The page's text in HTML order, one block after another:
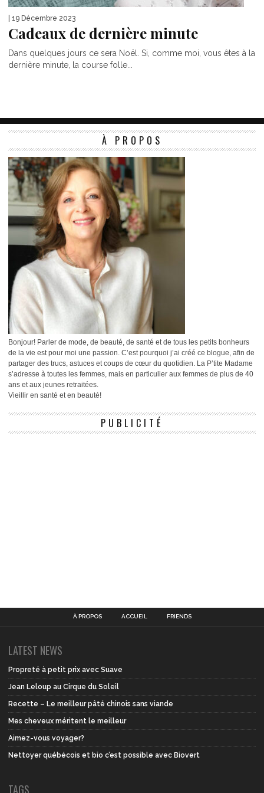
| 19 Décembre 2023
Cadeaux de dernière minute
Dans quelques jours ce sera Noël. Si, comme moi, vous êtes à la
dernière minute, la course folle...
À PROPOS
Bonjour! Parler de mode, de beauté, de santé et de tous les petits bonheurs
de la vie est pour moi une passion. C’est pourquoi j’ai créé ce blogue, afin de
partager des trucs, astuces et coups de cœur du quotidien. La P’tite Madame
s’adresse à toutes les femmes, mais en particulier aux femmes de plus de 40
ans et aux jeunes retraitées.
Vieillir en santé et en beauté!
PUBLICITÉ
À PROPOS ACCUEIL FRIENDS
LATEST NEWS
Propreté à petit prix avec Suave
Jean Leloup au Cirque du Soleil
Recette – Le meilleur pâté chinois sans viande
Mes cheveux méritent le meilleur
Aimez-vous voyager?
Nettoyer québécois et bio c’est possible avec Biovert
TAGS